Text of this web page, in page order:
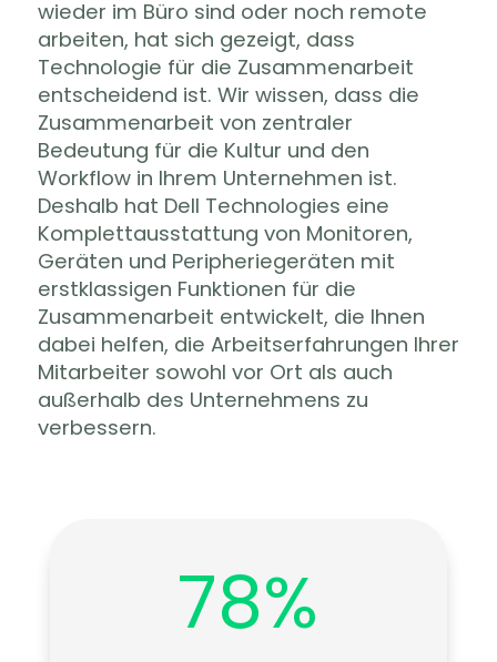
wieder im Büro sind oder noch remote
arbeiten, hat sich gezeigt, dass
Technologie für die Zusammenarbeit
entscheidend ist. Wir wissen, dass die
Zusammenarbeit von zentraler
Bedeutung für die Kultur und den
Workflow in Ihrem Unternehmen ist.
Deshalb hat Dell Technologies eine
Komplettausstattung von Monitoren,
Geräten und Peripheriegeräten mit
erstklassigen Funktionen für die
Zusammenarbeit entwickelt, die Ihnen
dabei helfen, die Arbeitserfahrungen Ihrer
Mitarbeiter sowohl vor Ort als auch
außerhalb des Unternehmens zu
verbessern.
78%